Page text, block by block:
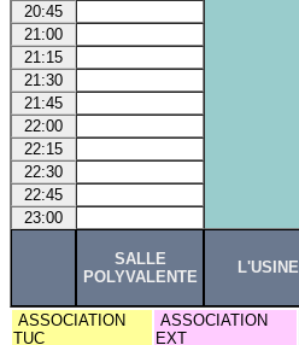
20:45
21:00
21:15
21:30
21:45
22:00
22:15
22:30
22:45
23:00
SALLE
POLYVALENTE
L'USINE
ASSOCIATION
TUC
ASSOCIATION
EXT